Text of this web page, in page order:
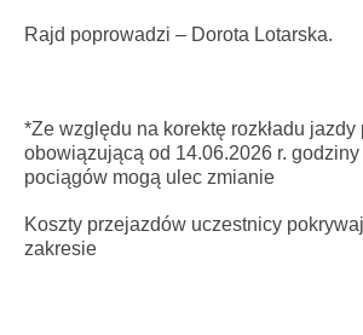
Rajd poprowadzi – Dorota Lotarska.
*Ze względu na korektę rozkładu
obowiązującą od 14.06.2026 r.
pociągów mogą ulec zmianie
Koszty przejazdów uczestnicy
zakresie